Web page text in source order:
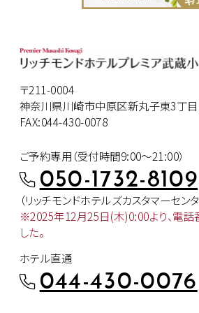
〒211-0004
神奈川県川崎市中原区新丸子東3丁
FAX:044-430-0078
ご予約専用（受付時間9:00～21:00）
050-1732-8109
（リッチモンドホテルズカスタマーセン
※2025年12月25日(木)0:00より、電話
した。
ホテル直通
044-430-0076